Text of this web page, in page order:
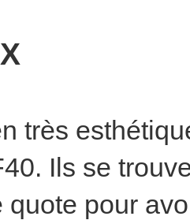
très
Ils se
quote pour